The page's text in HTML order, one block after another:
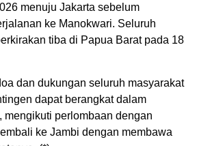
menuju Jakarta sebelum
ke Manokwari. Seluruh
tiba di Papua Barat pada 18
dan dukungan seluruh masyarakat
dapat berangkat dalam
mengikuti perlombaan dengan
ke Jambi dengan membawa